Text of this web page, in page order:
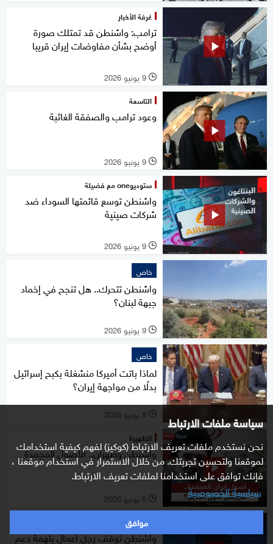
سياسة ملفات الارتباط
نحن نستخدم ملفات تعريف الارتباط (كوكيز) لفهم كيفية استخدامك
لموقعنا ولتحسين تجربتك. من خلال الاستمرار في استخدام موقعنا ،
فإنك توافق على استخدامنا لملفات تعريف الارتباط.
سياسية الخصوصية
موافق
غرفة الأخبار
ترامب: واشنطن قد تمتلك صورة
أوضح بشأن مفاوضات إيران قريبا
l 9 يونيو 2026
التاسعة
وعود ترامب والصفقة الغائبة
l 9 يونيو 2026
ستوديوone مع فضيلة
واشنطن توسع قائمتها السوداء ضد
شركات صينية
l 9 يونيو 2026
خاص
واشنطن تتحرك.. هل تنجح في إخماد
جبهة لبنان؟
l 9 يونيو 2026
خاص
لماذا باتت أميركا منشغلة بكبح إسرائيل
بدلًا من مواجهة إيران؟
l 9 يونيو 2026
الظهيرة
واشنطن وطهران.. الأصول المجمدة
l 8 يونيو 2026
عالم
واشنطن توقف رجل أعمال بتهمة دعم